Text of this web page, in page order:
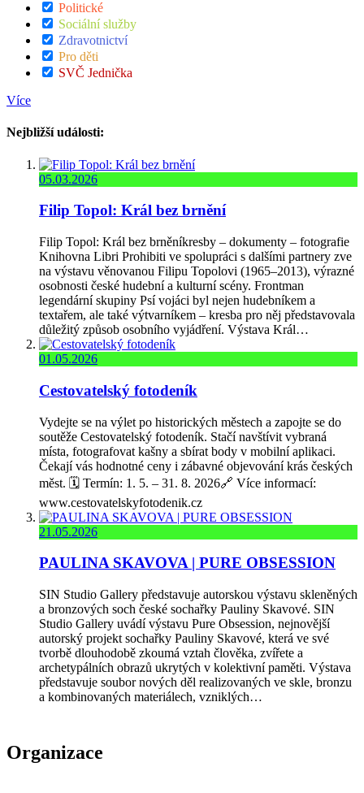
Politické
Sociální služby
Zdravotnictví
Pro děti
SVČ Jednička
Více
Nejbližší události:
05.03.2026
Filip Topol: Král bez brnění
Filip Topol: Král bez brněníkresby – dokumenty – fotografie
Knihovna Libri Prohibiti ve spolupráci s dalšími partnery zve
na výstavu věnovanou Filipu Topolovi (1965–2013), výrazné
osobnosti české hudební a kulturní scény. Frontman
legendární skupiny Psí vojáci byl nejen hudebníkem a
textařem, ale také výtvarníkem – kresba pro něj představovala
důležitý způsob osobního vyjádření. Výstava Král…
01.05.2026
Cestovatelský fotodeník
Vydejte se na výlet po historických městech a zapojte se do
soutěže Cestovatelský fotodeník. Stačí navštívit vybraná
místa, fotografovat kašny a sbírat body v mobilní aplikaci.
Čekají vás hodnotné ceny i zábavné objevování krás českých
měst. 🗓️ Termín: 1. 5. – 31. 8. 2026🔗 Více informací:
www.cestovatelskyfotodenik.cz
21.05.2026
PAULINA SKAVOVA | PURE OBSESSION
SIN Studio Gallery představuje autorskou výstavu skleněných
a bronzových soch české sochařky Pauliny Skavové. SIN
Studio Gallery uvádí výstavu Pure Obsession, nejnovější
autorský projekt sochařky Pauliny Skavové, která ve své
tvorbě dlouhodobě zkoumá vztah člověka, zvířete a
archetypálních obrazů ukrytých v kolektivní paměti. Výstava
představuje soubor nových děl realizovaných ve skle, bronzu
a kombinovaných materiálech, vzniklých…
Organizace